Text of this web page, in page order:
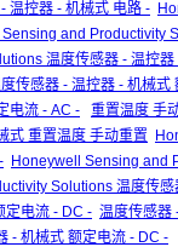
温控器 - 机械式 电路 -
and Productivity
温度传感器 - 温控器
传感器 - 温控器 - 机械式
电流 - AC -
重置温度 手
式 重置温度 手动重置
Honeywell Sensing and
Solutions 温度传
定电流 - DC - 温度传感器
- 机械式 额定电流 - DC -